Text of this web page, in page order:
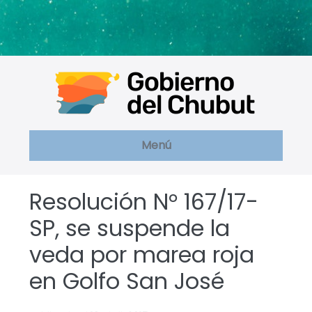
Menú
Resolución N° 167/17-
SP, se suspende la
veda por marea roja
en Golfo San José